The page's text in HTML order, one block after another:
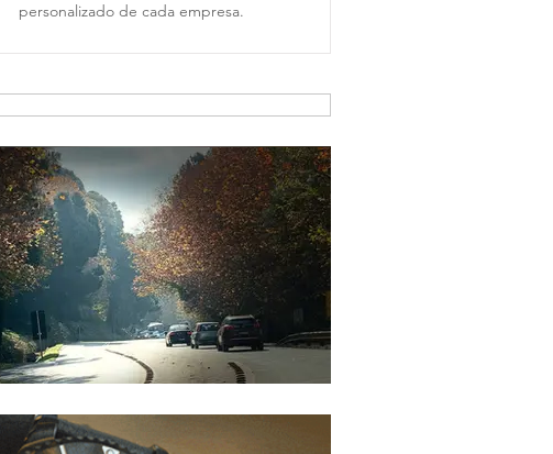
personalizado de cada empresa.